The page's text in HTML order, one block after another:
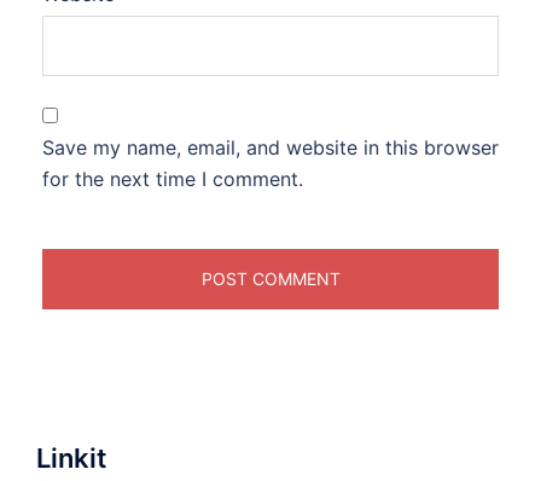
Save my name, email, and website in this browser
for the next time I comment.
Linkit